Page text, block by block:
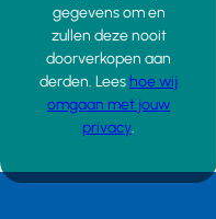
gegevens om en
zullen deze nooit
doorverkopen aan
derden. Lees hoe wij
omgaan met jouw
privacy.